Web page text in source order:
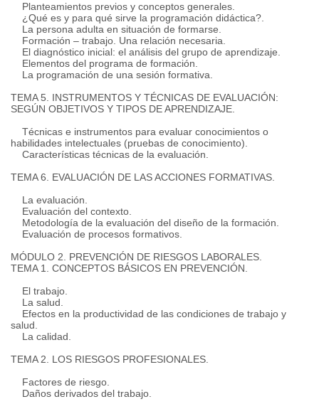
Planteamientos previos y conceptos generales.
¿Qué es y para qué sirve la programación didáctica?.
La persona adulta en situación de formarse.
Formación – trabajo. Una relación necesaria.
El diagnóstico inicial: el análisis del grupo de aprendizaje.
Elementos del programa de formación.
La programación de una sesión formativa.
TEMA 5. INSTRUMENTOS Y TÉCNICAS DE EVALUACIÓN:
SEGÚN OBJETIVOS Y TIPOS DE APRENDIZAJE.
Técnicas e instrumentos para evaluar conocimientos o
habilidades intelectuales (pruebas de conocimiento).
Características técnicas de la evaluación.
TEMA 6. EVALUACIÓN DE LAS ACCIONES FORMATIVAS.
La evaluación.
Evaluación del contexto.
Metodología de la evaluación del diseño de la formación.
Evaluación de procesos formativos.
MÓDULO 2. PREVENCIÓN DE RIESGOS LABORALES.
TEMA 1. CONCEPTOS BÁSICOS EN PREVENCIÓN.
El trabajo.
La salud.
Efectos en la productividad de las condiciones de trabajo y
salud.
La calidad.
TEMA 2. LOS RIESGOS PROFESIONALES.
Factores de riesgo.
Daños derivados del trabajo.